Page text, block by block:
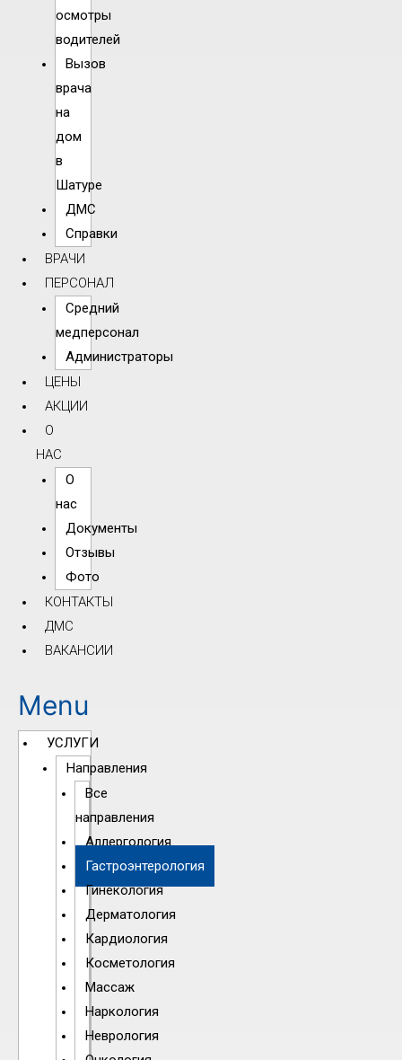
осмотры
водителей
Вызов
врача
на
дом
в
Шатуре
ДМС
Справки
ВРАЧИ
ПЕРСОНАЛ
Средний
медперсонал
Администраторы
ЦЕНЫ
АКЦИИ
О
НАС
О
нас
Документы
Отзывы
Фото
КОНТАКТЫ
ДМС
ВАКАНСИИ
Menu
УСЛУГИ
Направления
Все
направления
Аллергология
Гастроэнтерология
Гинекология
Дерматология
Кардиология
Косметология
Массаж
Наркология
Неврология